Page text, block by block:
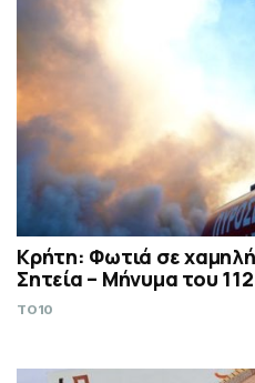
Κρήτη: Φωτιά σε
Σητεία – Μήνυμα του 112
TO10